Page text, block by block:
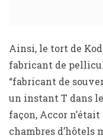
Ainsi, le tort de
fabricant de
“fabricant de
un instant T dans
façon, Accor
chambres d’hôtels